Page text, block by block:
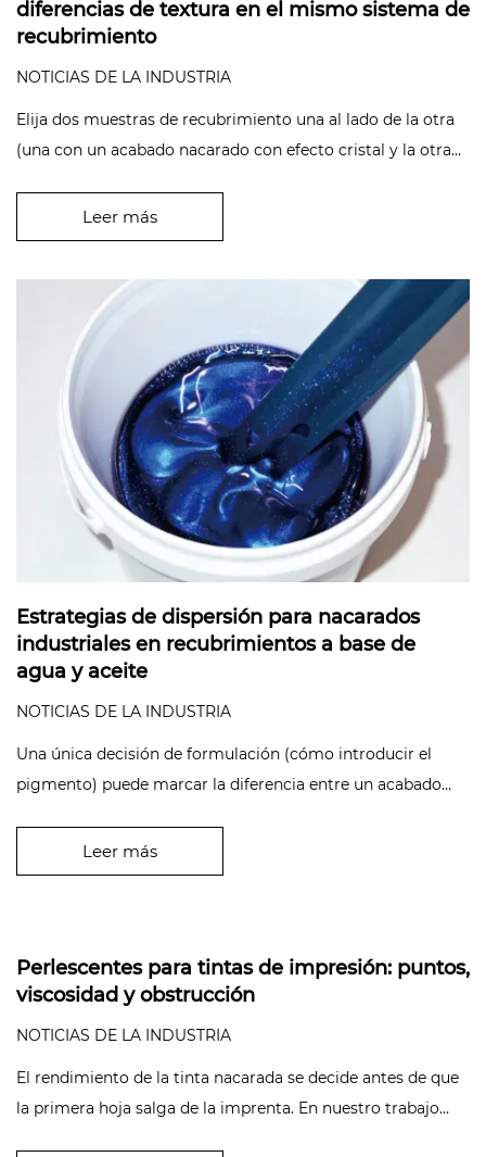
diferencias de textura en el mismo sistema de
recubrimiento
NOTICIAS DE LA INDUSTRIA
Elija dos muestras de recubrimiento una al lado de la otra
(una con un acabado nacarado con efecto cristal y la otra
Leer más
Estrategias de dispersión para nacarados
industriales en recubrimientos a base de
agua y aceite
NOTICIAS DE LA INDUSTRIA
Una única decisión de formulación (cómo introducir el
pigmento) puede marcar la diferencia entre un acabado
Leer más
Perlescentes para tintas de impresión: puntos,
viscosidad y obstrucción
NOTICIAS DE LA INDUSTRIA
El rendimiento de la tinta nacarada se decide antes de que
la primera hoja salga de la imprenta. En nuestro trabajo